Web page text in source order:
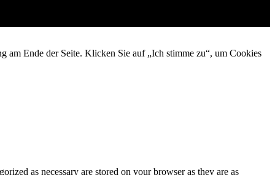
am Ende der Seite. Klicken Sie auf „Ich stimme zu“, um Cookies
as necessary are stored on your browser as they are as